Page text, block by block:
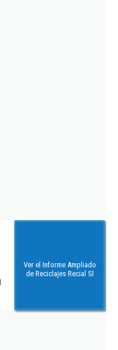
Ver el Informe Ampliado
de Reciclajes Recial Sl